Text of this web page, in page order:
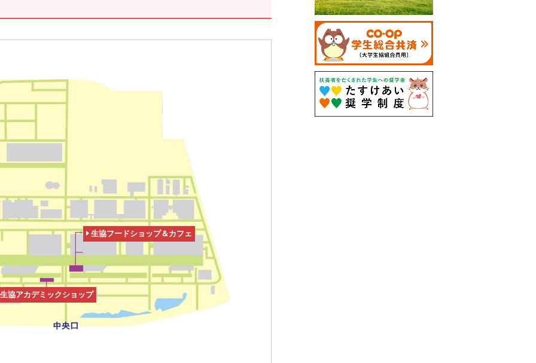
生協アカデミックショップ
生協フードショップ＆カフェ